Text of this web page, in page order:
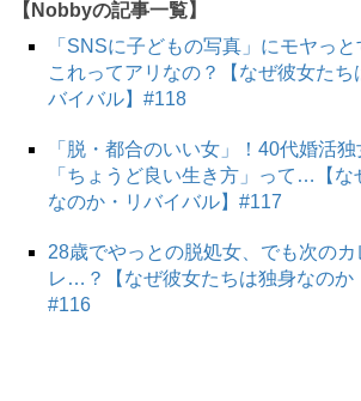
【Nobbyの記事一覧】
「SNSに子どもの写真」にモヤっ
これってアリなの？【なぜ彼女たち
バイバル】#118
「脱・都合のいい女」！40代婚活
「ちょうど良い生き方」って…【な
なのか・リバイバル】#117
28歳でやっとの脱処女、でも次の
レ…？【なぜ彼女たちは独身なのか
#116